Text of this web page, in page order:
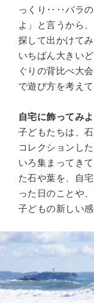
っくり‥‥バラの
よ」と言うから
探して出かけて
いちばん大きい
ぐりの背比べ大
で遊び方を考え
自宅に飾ってみよ
子どもたちは、
コレクションし
いろ集まってき
た石や葉を、自
った日のことや
子どもの新しい